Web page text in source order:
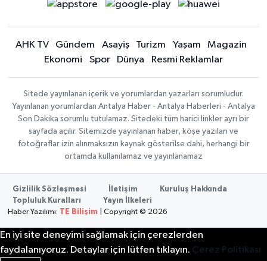
AHK TV Gündem Asayiş Turizm Yaşam
Magazin
Ekonomi
Spor Dünya Resmi Reklamlar
Sitede yayınlanan içerik ve yorumlardan yazarları sorumludur.
Yayınlanan yorumlardan Antalya Haber - Antalya Haberleri - Antalya
Son Dakika sorumlu tutulamaz. Sitedeki tüm harici linkler ayrı bir
sayfada açılır. Sitemizde yayınlanan haber, köşe yazıları ve
fotoğraflar izin alınmaksızın kaynak gösterilse dahi, herhangi bir
ortamda kullanılamaz ve yayınlanamaz
Gizlilik Sözleşmesi İletişim
Kuruluş Hakkında
Topluluk Kuralları
Yayın İlkeleri
Haber Yazılımı:
TE Bilişim | Copyright © 2026
En iyi site deneyimi sağlamak için çerezlerden
faydalanıyoruz. Detaylar için lütfen tıklayın. Çerez Politikası